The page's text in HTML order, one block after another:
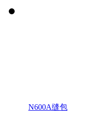
N600A缝包